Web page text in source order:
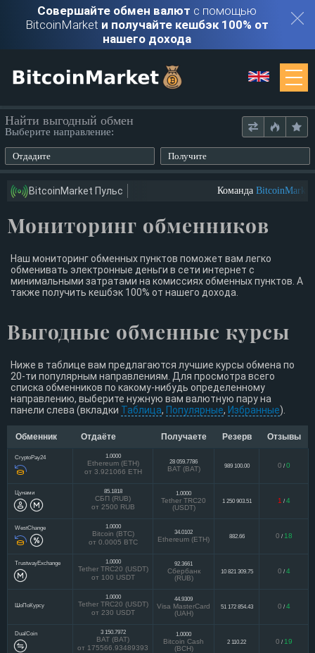
Совершайте обмен валют с помощью
BitcoinMarket и получайте кешбэк 100% от
нашего дохода
Обменники
Войти
Регистрация
Найти выгодный обмен
Выберите направление:
Отдадите Получите
BitcoinMarket Пульс Команда BitcoinMarket
Мониторинг обменников
Наш мониторинг обменных пунктов поможет вам легко
обменивать электронные деньги в сети интернет с
минимальными затратами на комиссиях обменных пунктов. А
также получить кешбэк 100% от нашего дохода.
Выгодные обменные курсы
Ниже в таблице вам предлагаются лучшие курсы обмена по
20-ти популярным направлениям. Для просмотра всего
списка обменников по какому-нибудь определенному
направлению, выберите нужную вам валютную пару на
панели слева (вкладки Таблица, Популярные, Избранные).
Обменник Отдаёте Получаете Резерв Отзывы
CryptoPay24 1.0000
Ethereum (ETH)
от 3.921066 ETH
28 059.7786
BAT (BAT) 989 100.00 0 / 0
Цунами 85.1818
СБП (RUB)
от 2500 RUB
1.0000
Tether TRC20
(USDT)
1 250 903.51 1 / 4
WestChange 1.0000
Bitcoin (BTC)
от 0.0005 BTC
34.0102
Ethereum (ETH) 882.66 0 / 18
TrustwayExchange 1.0000
Tether TRC20 (USDT)
от 100 USDT
92.3661
Сбербанк
(RUB)
10 821 309.75 0 / 4
ШоПоКурсу
1.0000
Tether TRC20 (USDT)
от 230 USDT
44.9309
Visa MasterCard
(UAH)
51 172 854.43 0 / 4
DualCoin 3 150.7972
BAT (BAT)
от 175566.93489393
1.0000
Bitcoin Cash
(BCH)
2 110.22 0 / 19